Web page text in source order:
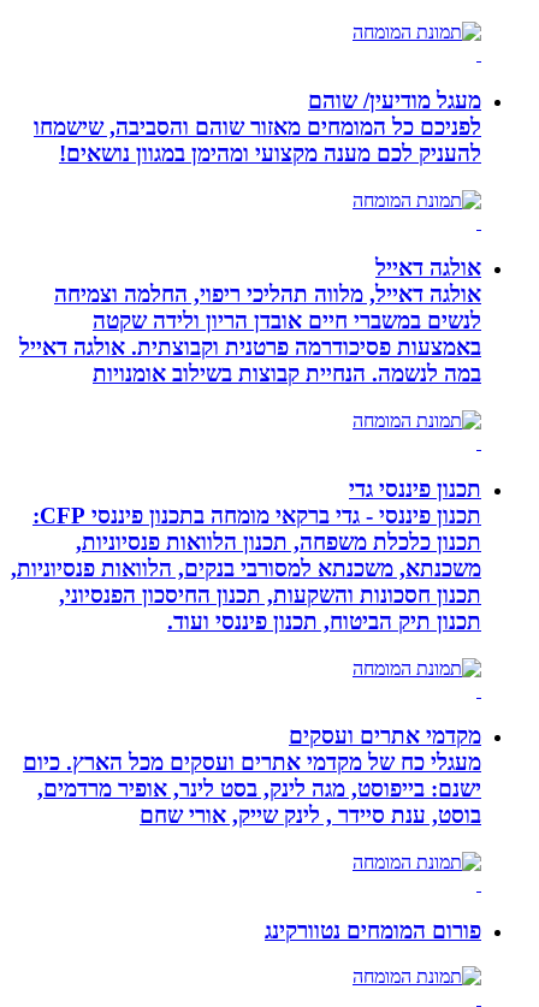
מעגל מודיעין/ שוהם
לפניכם כל המומחים מאזור שוהם והסביבה, שישמחו
להעניק לכם מענה מקצועי ומהימן במגוון נושאים!
אולגה דאייל
אולגה דאייל, מלווה תהליכי ריפוי, החלמה וצמיחה
לנשים במשברי חיים אובדן הריון ולידה שקטה
באמצעות פסיכודרמה פרטנית וקבוצתית. אולגה דאייל
במה לנשמה. ‏הנחיית קבוצות בשילוב אומנויות‏
תכנון פיננסי גדי
תכנון פיננסי - גדי ברקאי מומחה בתכנון פיננסי CFP:
תכנון כלכלת משפחה, תכנון הלוואות פנסיוניות,
משכנתא, משכנתא למסורבי בנקים, הלוואות פנסיוניות,
תכנון חסכונות והשקעות, תכנון החיסכון הפנסיוני,
תכנון תיק הביטוח, תכנון פיננסי ועוד.
מקדמי אתרים ועסקים
מעגלי כח של מקדמי אתרים ועסקים מכל הארץ. כיום
ישנם: בייפוסט, מגה לינק, בסט לינר, אופיר מרדמים,
בוסט, ענת סיידר , לינק שייק, אורי שחם
פורום המומחים נטוורקינג